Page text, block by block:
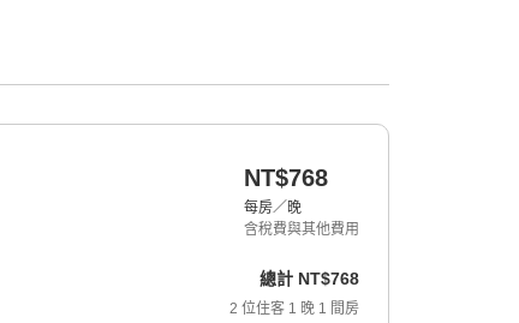
NT$768
每房／晚
含稅費與其他費用
總計 NT$768
2 位住客 1 晚 1 間房